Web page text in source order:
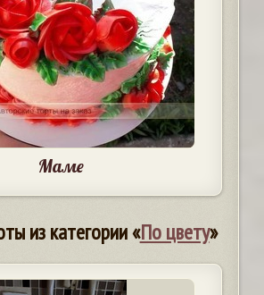
Маме
из категории «По цвету»